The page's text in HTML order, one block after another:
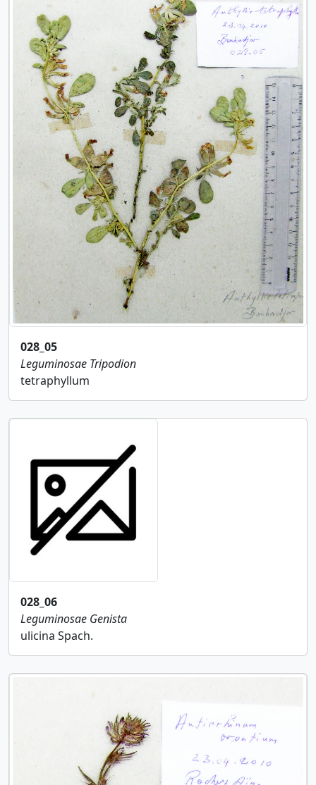
028_05
Leguminosae Tripodion
tetraphyllum
028_06
Leguminosae Genista
ulicina Spach.